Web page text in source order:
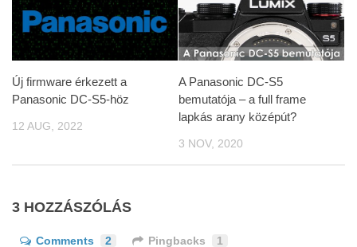
Új firmware érkezett a
Panasonic DC-S5-höz
12 AUG, 2022
A Panasonic DC-S5
bemutatója – a full frame
lapkás arany középút?
3 NOV, 2020
3 HOZZÁSZÓLÁS
Comments 2 Pingbacks 1